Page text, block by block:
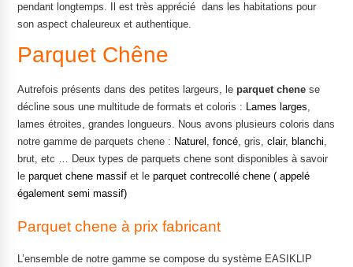
pendant longtemps. Il est très apprécié dans les habitations pour
son aspect chaleureux et authentique.
Parquet Chêne
Autrefois présents dans des petites largeurs, leparquet chene se
décline sous une multitude de formats et coloris : Lames larges,
lames étroites, grandes longueurs. Nous avons plusieurs coloris dans
notre gamme de parquets chene : Naturel ,foncé, gris,clair, blanchi,
brut, etc … Deux types de parquets chene sont disponibles à savoir
leparquet chene massif et leparquet contrecollé chene ( appelé
également semi massif)
Parquet chene à prix fabricant
L’ensemble de notre gamme se compose du système EASIKLIP